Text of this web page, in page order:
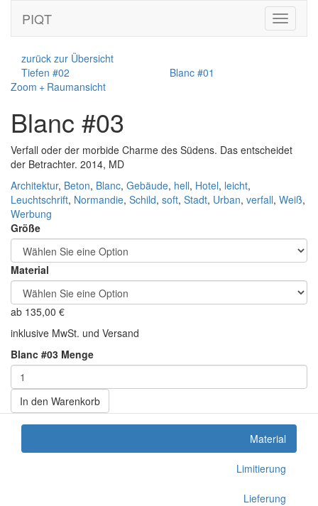
Toggle
PIQT
zurück zur Übersicht
Tiefen #02
Blanc #01
Zoom + Raumansicht
Blanc #03
Verfall oder der morbide Charme des Südens. Das entscheidet
der Betrachter. 2014, MD
Architektur, Beton, Blanc, Gebäude, hell, Hotel, leicht,
Leuchtschrift, Normandie, Schild, soft, Stadt, Urban, verfall, Weiß,
Werbung
Größe
Material
ab 135,00 €
inklusive MwSt. und Versand
Blanc #03 Menge
In den Warenkorb
Material
Limitierung
Lieferung